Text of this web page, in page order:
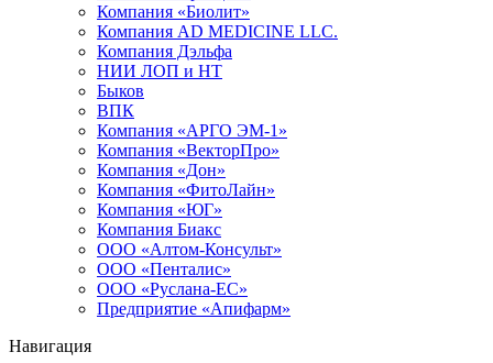
Компания «Биолит»
Компания AD MEDICINE LLC.
Компания Дэльфа
НИИ ЛОП и НТ
Быков
ВПК
Компания «АРГО ЭМ-1»
Компания «ВекторПро»
Компания «Дон»
Компания «ФитоЛайн»
Компания «ЮГ»
Компания Биакс
ООО «Алтом-Консульт»
ООО «Пенталис»
ООО «Руслана-ЕС»
Предприятие «Апифарм»
Навигация